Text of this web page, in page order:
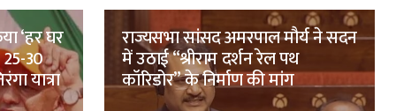
‘हर घर
30
यात्रा
राज्यसभा सांसद अमरपाल मौर्य ने सदन
में उठाई “श्रीराम दर्शन रेल पथ
कॉरिडोर” के निर्माण की मांग